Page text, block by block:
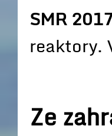
SMR
reaktory.
Ze